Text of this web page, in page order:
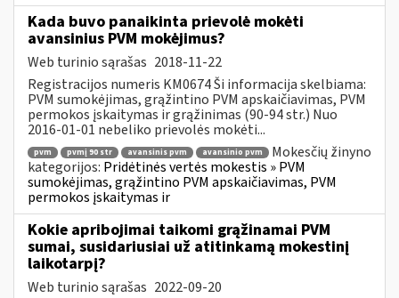
Kada buvo panaikinta prievolė mokėti
avansinius PVM mokėjimus?
Web turinio sąrašas 2018-11-22
Registracijos numeris KM0674 Ši informacija skelbiama:
PVM sumokėjimas, grąžintino PVM apskaičiavimas, PVM
permokos įskaitymas ir grąžinimas (90-94 str.) Nuo
2016-01-01 nebeliko prievolės mokėti...
pvm pvmį 90 str avansinis pvm avansinio pvm
Mokesčių žinyno
kategorijos: Pridėtinės vertės mokestis » PVM
sumokėjimas, grąžintino PVM apskaičiavimas, PVM
permokos įskaitymas ir
Kokie apribojimai taikomi grąžinamai PVM
sumai, susidariusiai už atitinkamą mokestinį
laikotarpį?
Web turinio sąrašas 2022-09-20